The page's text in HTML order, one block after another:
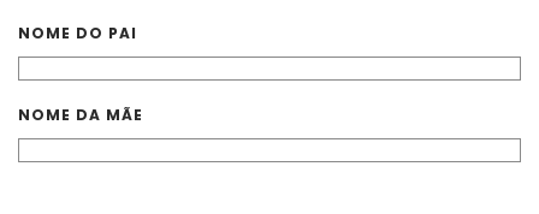
NOME DO PAI
NOME DA MÃE